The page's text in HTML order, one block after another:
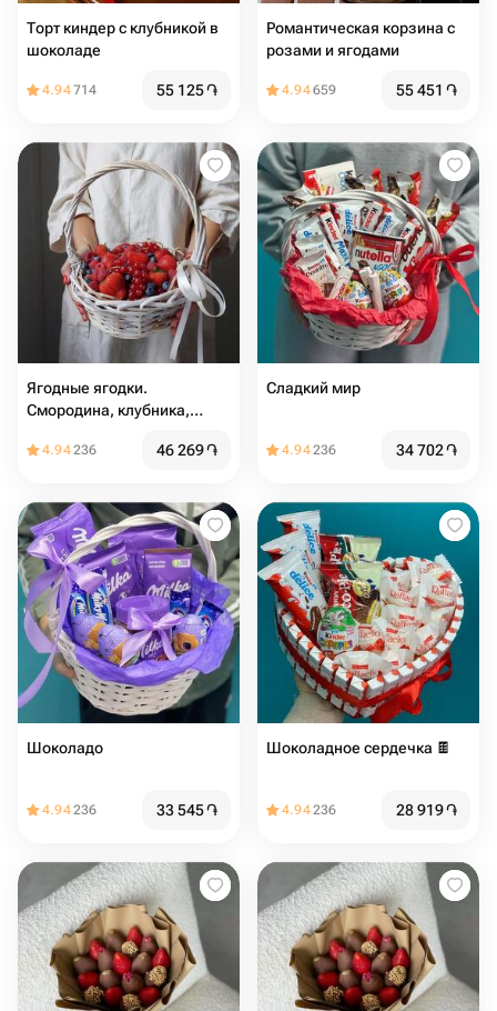
Торт киндер с клубникой в
шоколаде
4.94714 55 125֏
Романтическая корзина с
розами и ягодами
4.94659 55 451 ֏
Ягодные ягодки.
Смородина, клубника,
подарок
4.94236 46 269֏
Сладкий мир️
4.94236 34 702֏
Шоколадо
4.94236 33 545֏
Шоколадное сердечка 🍫
4.94236 28 919֏